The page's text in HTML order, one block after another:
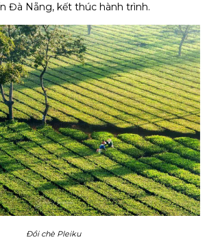
Đà Nẵng, kết thúc hành trình.
Đồi chè Pleiku